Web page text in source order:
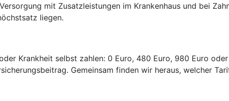
mit Zusatzleistungen im Krankenhaus und bei
liegen.
Krankheit selbst zahlen: 0 Euro, 480 Euro, 980 Euro
Gemeinsam finden wir heraus, welcher